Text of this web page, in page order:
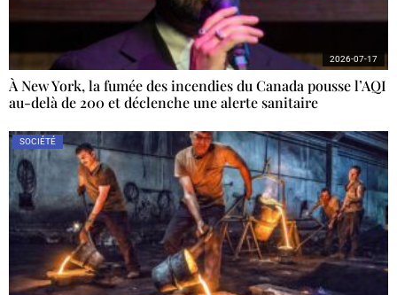
À New York, la fumée des incendies du Canada pousse l’AQI
au-delà de 200 et déclenche une alerte sanitaire
2026-07-17
SOCIÉTÉ